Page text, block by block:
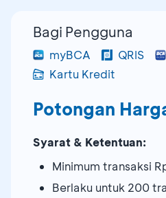
Bagi Pengguna
myBCA QRIS
Kartu Kredit
Potongan
Syarat & Ketentuan:
Minimum transaksi
Berlaku untuk 200